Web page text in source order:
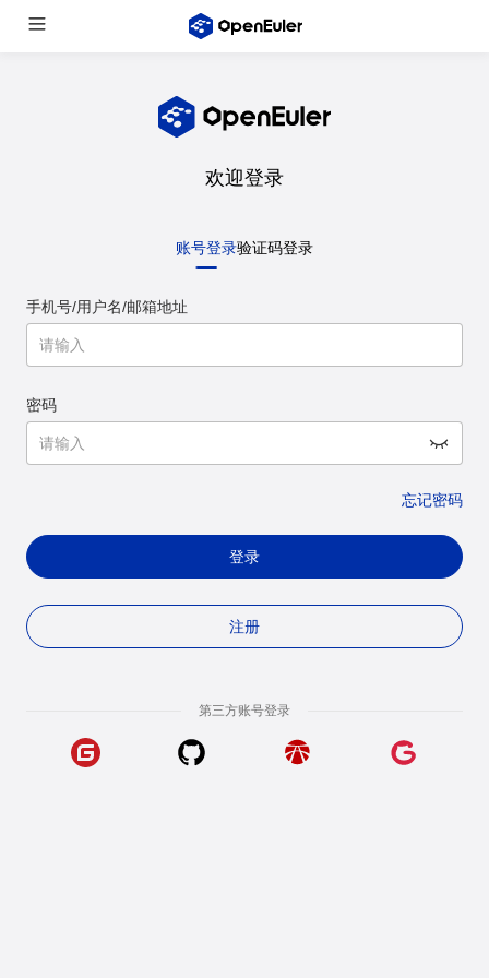
欢迎登录
账号登录验证码登录
手机号/用户名/邮箱地址
密码
忘记密码
登录
注册
第三方账号登录